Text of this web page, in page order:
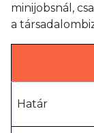
minijobsnál,
a
Határ